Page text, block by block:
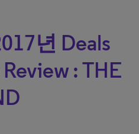
년 Deals
: THE